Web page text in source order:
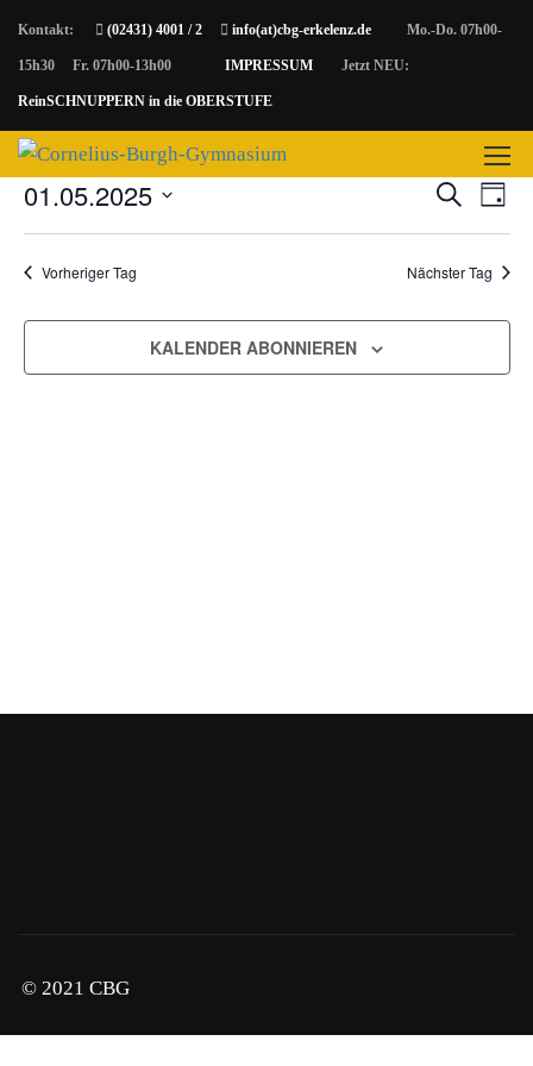
Kontakt: (02431) 4001 / 2 info(at)cbg-erkelenz.de Mo.-Do. 07h00-
15h30 Fr. 07h00-13h00 IMPRESSUM Jetzt NEU:
ReinSCHNUPPERN in die OBERSTUFE
Hinweis
Keine Veranstaltungen für 1. Mai 2025 vorgesehen. Hier geht es
zu dennächsten bevorstehenden Veranstaltungen.
und
SUCHE
TAG
01.05.2025
Datum
wählen.
Vorheriger Tag Nächster Tag
KALENDER ABONNIEREN
© 2021 CBG